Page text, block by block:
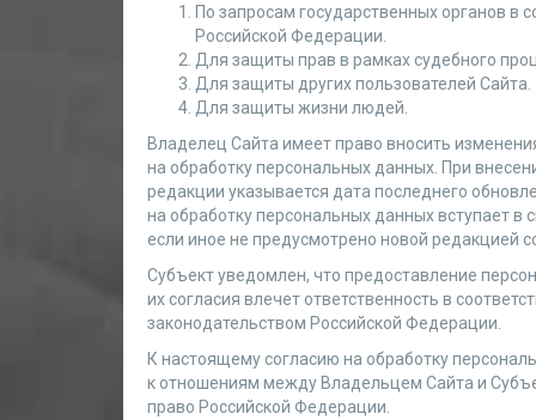
По запросам государственных органов в
Российской Федерации.
Для защиты прав в рамках судебного
Для защиты других пользователей Сайта.
Для защиты жизни людей.
Владелец Сайта имеет право вносить
на обработку персональных данных. При
редакции указывается дата последнего
на обработку персональных данных вступает в
если иное не предусмотрено новой редакцией
Субъект уведомлен, что предоставление
их согласия влечет ответственность в
законодательством Российской Федерации.
К настоящему согласию на обработку
к отношениям между Владельцем Сайта и
право Российской Федерации.